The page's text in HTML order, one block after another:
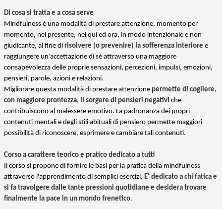
Di cosa si tratta e a cosa serve
Mindfulness è una modalità di prestare attenzione, momento per
momento, nel presente, nel qui ed ora, in modo intenzionale e non
giudicante, al fine di risolvere (o prevenire) la sofferenza interiore e
raggiungere un’accettazione di sé attraverso una maggiore
consapevolezza delle proprie sensazioni, percezioni, impulsi, emozioni,
pensieri, parole, azioni e relazioni.
Migliorare questa modalità di prestare attenzione permette di cogliere,
con maggiore prontezza, il sorgere di pensieri negativi che
contribuiscono al malessere emotivo. La padronanza dei propri
contenuti mentali e degli stili abituali di pensiero permette maggiori
possibilità di riconoscere, esprimere e cambiare tali contenuti.
Corso a carattere teorico e pratico dedicato a tutti
Il corso si propone di fornire le basi per la pratica della mindfulness
attraverso l'apprendimento di semplici esercizi. E' dedicato a chi fatica e
si fa travolgere dalle tante pressioni quotidiane e desidera trovare
finalmente la pace in un mondo frenetico.